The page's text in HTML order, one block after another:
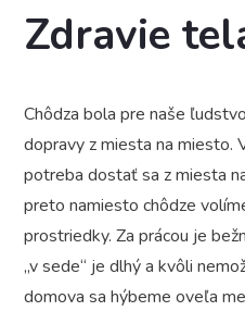
Zdravie
Chôdza bola pre naše
dopravy z miesta na miesto.
potreba dostať sa z miesta
preto namiesto chôdze
prostriedky. Za prácou je
„v sede“ je dlhý a kvôli
domova sa hýbeme oveľa